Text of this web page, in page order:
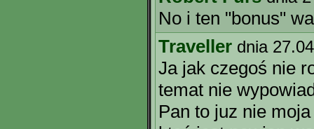
No i ten "bonus"
Traveller dnia
Ja jak czegoś nie
temat nie
Pan to juz nie